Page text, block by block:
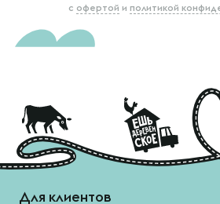
с офертой и политикой
Для клиентов